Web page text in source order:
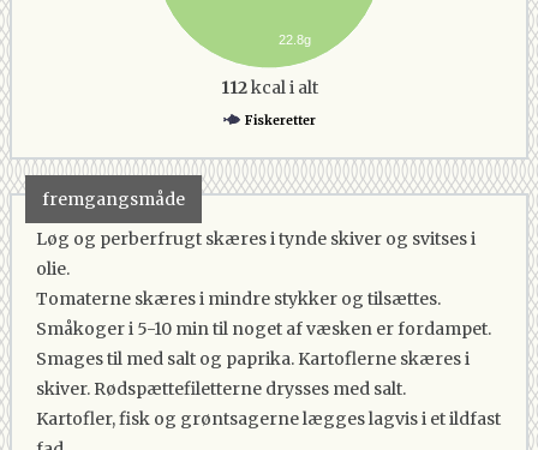
22.8g
112kcal i alt
Fiskeretter
fremgangsmåde
Løg og perberfrugt skæres i tynde skiver og svitses i
olie.
Tomaterne skæres i mindre stykker og tilsættes.
Småkoger i 5-10 min til noget af væsken er fordampet.
Smages til med salt og paprika. Kartoflerne skæres i
skiver. Rødspættefiletterne drysses med salt.
Kartofler, fisk og grøntsagerne lægges lagvis i et ildfast